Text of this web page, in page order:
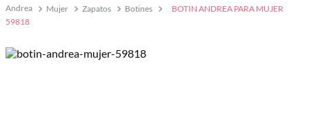
Mujer Zapatos Botines
BOTIN ANDREA PARA MUJER
59818